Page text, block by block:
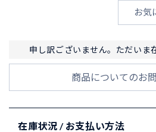
お気
申し訳ございません。ただいま
商品についてのお
在庫状況 / お支払い方法